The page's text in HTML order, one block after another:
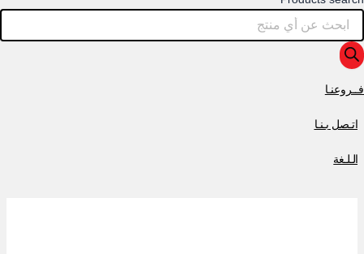
فــروعنـا
اتـصل بـنـا
الـلـغة